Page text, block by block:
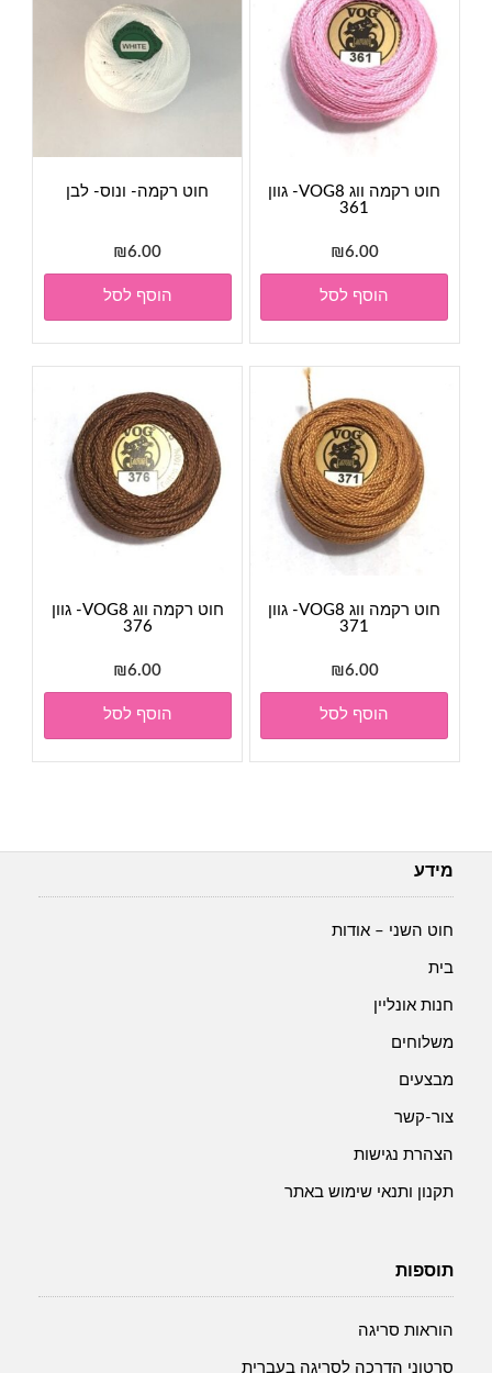
חוט רקמה ווג VOG8- גוון
361
₪6.00
הוסף לסל
חוט רקמה- ונוס- לבן
₪6.00
הוסף לסל
חוט רקמה ווג VOG8- גוון
371
₪6.00
הוסף לסל
חוט רקמה ווג VOG8- גוון
376
₪6.00
הוסף לסל
מידע
חוט השני – אודות
בית
חנות אונליין
משלוחים
מבצעים
צור-קשר
הצהרת נגישות
תקנון ותנאי שימוש באתר
תוספות
הוראות סריגה
סרטוני הדרכה לסריגה בעברית